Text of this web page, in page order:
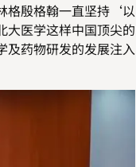
格殷格翰一直坚持 ‘以
大医学这样中国顶尖的
及药物研发的发展注入